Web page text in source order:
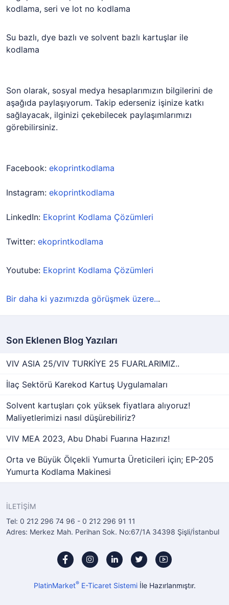
kodlama, seri ve lot no kodlama
Su bazlı, dye bazlı ve solvent bazlı kartuşlar ile
kodlama
Son olarak, sosyal medya hesaplarımızın bilgilerini de
aşağıda paylaşıyorum. Takip ederseniz işinize katkı
sağlayacak, ilginizi çekebilecek paylaşımlarımızı
görebilirsiniz.
Facebook: ekoprintkodlama
Instagram: ekoprintkodlama
LinkedIn: Ekoprint Kodlama Çözümleri
Twitter: ekoprintkodlama
Youtube: Ekoprint Kodlama Çözümleri
Bir daha ki yazımızda görüşmek üzere...
Son Eklenen Blog Yazıları
VIV ASIA 25/VIV TURKİYE 25 FUARLARIMIZ..
İlaç Sektörü Karekod Kartuş Uygulamaları
Solvent kartuşları çok yüksek fiyatlara alıyoruz!
Maliyetlerimizi nasıl düşürebiliriz?
VIV MEA 2023, Abu Dhabi Fuarına Hazırız!
Orta ve Büyük Ölçekli Yumurta Üreticileri için; EP-205
Yumurta Kodlama Makinesi
İLETİŞİM
Tel: 0 212 296 74 96 - 0 212 296 91 11
Adres: Merkez Mah. Perihan Sok. No:67/1A 34398 Şişli/İstanbul
PlatinMarket®E-Ticaret Sistemiİle Hazırlanmıştır.